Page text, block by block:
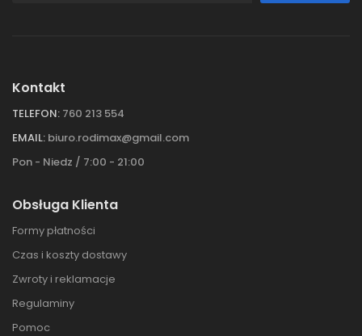
Kontakt
TELEFON: 760 213 554
EMAIL: biuro.rodimax@gmail.com
Pon - Niedz / 7:00 - 21:00
Obsługa Klienta
Formy płatności
Czas i koszty dostawy
Zwroty i reklamacje
Regulaminy
Pomoc